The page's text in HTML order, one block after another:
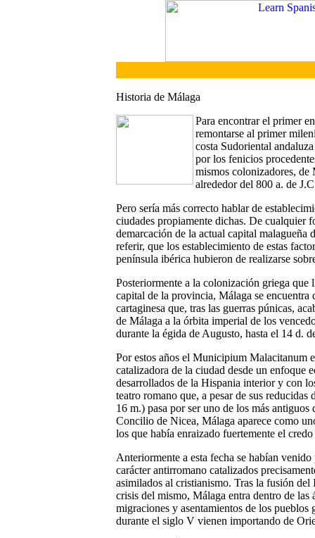
Historia de Málaga
Para encontrar el primer
remontarse al primer
costa Sudoriental
por los fenicios
mismos colonizadores,
alrededor del 800 a. de
Pero sería más correcto hablar de
ciudades propiamente dichas. De cualquier
demarcación de la actual capital
referir, que los establecimiento de estas
península ibérica hubieron de realizarse
Posteriormente a la colonización griega que
capital de la provincia, Málaga se encuentra
cartaginesa que, tras las guerras púnicas,
de Málaga a la órbita imperial de los
durante la égida de Augusto, hasta el 14 d.
Por estos años el Municipium Malacitanum
catalizadora de la ciudad desde un enfoque
desarrollados de la Hispania interior y con
teatro romano que, a pesar de sus
16 m.) pasa por ser uno de los más
Concilio de Nicea, Málaga aparece como
los que había enraizado fuertemente el
Anteriormente a esta fecha se habían
carácter antirromano catalizados
asimilados al cristianismo. Tras la fusión
crisis del mismo, Málaga entra dentro de las
migraciones y asentamientos de los
durante el siglo V vienen importando de